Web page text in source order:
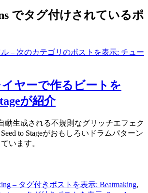
でタグ付けされているポ
– 次のカテゴリのポストを表示: チュー
ヤーで作るビートを
が紹介
動生成される不規則なグリッチエフェク
to Stageがおもしろいドラムパターン
います。
– タグ付きポストを表示: Beatmaking,